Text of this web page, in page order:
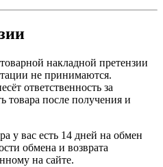
накладной претензии
не принимаются.
ответственность за
товара после получения и
у вас есть 14 дней на обмен
обмена и возврата
на сайте.